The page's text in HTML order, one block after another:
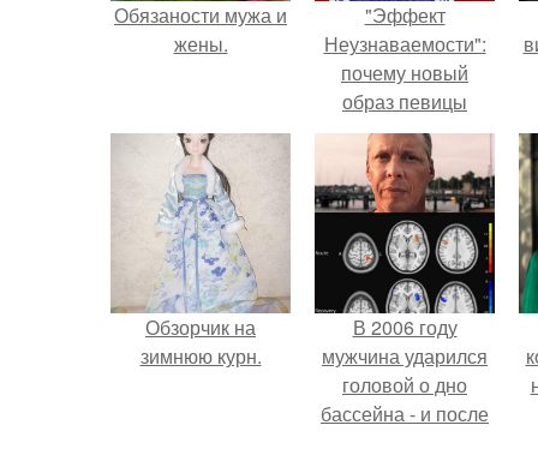
Обязаности мужа и
жены.
"Эффект
Неузнаваемости":
почему новый
образ певицы
вызвал споры о
гранях
возможного?
Обзорчик на
зимнюю курн.
В 2006 году
мужчина ударился
головой о дно
бассейна - и после